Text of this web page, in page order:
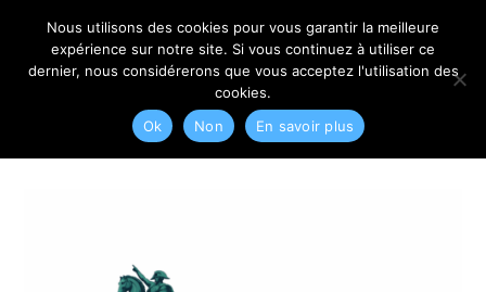
06 79 42 10 00 CONTACT@MYRIAM-CORBET.NET
Nous utilisons des cookies pour vous garantir la meilleure
expérience sur notre site. Si vous continuez à utiliser ce
dernier, nous considérerons que vous acceptez l'utilisation des
cookies.
Ok
Non En savoir plus